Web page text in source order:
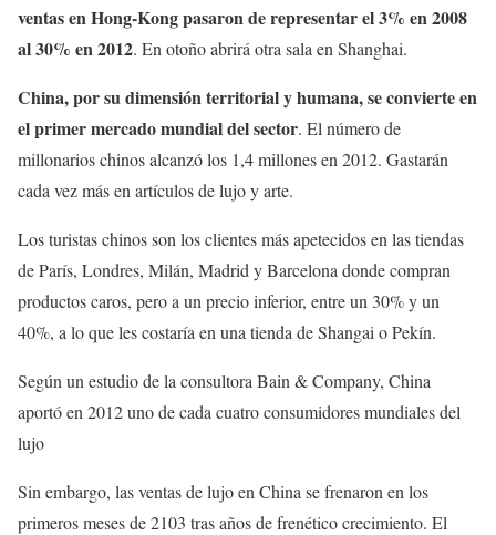
ventas en Hong-Kong pasaron de representar el 3% en 2008
al 30% en 2012. En otoño abrirá otra sala en Shanghai.
China, por su dimensión territorial y humana, se convierte en
el primer mercado mundial del sector. El número de
millonarios chinos alcanzó los 1,4 millones en 2012. Gastarán
cada vez más en artículos de lujo y arte.
Los turistas chinos son los clientes más apetecidos en las tiendas
de París, Londres, Milán, Madrid y Barcelona donde compran
productos caros, pero a un precio inferior, entre un 30% y un
40%, a lo que les costaría en una tienda de Shangai o Pekín.
Según un estudio de la consultora Bain & Company, China
aportó en 2012 uno de cada cuatro consumidores mundiales del
lujo
Sin embargo, las ventas de lujo en China se frenaron en los
primeros meses de 2103 tras años de frenético crecimiento. El